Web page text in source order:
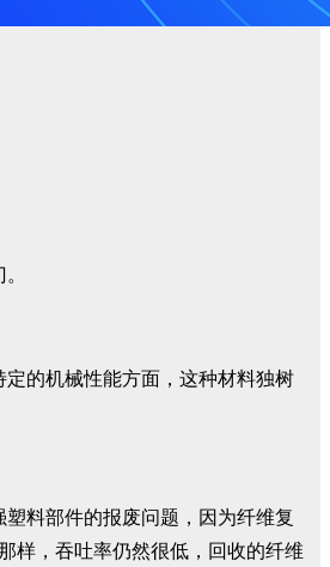
的机械性能方面，这种材料独树
料部件的报废问题，因为纤维复
样，吞吐率仍然很低，回收的纤维